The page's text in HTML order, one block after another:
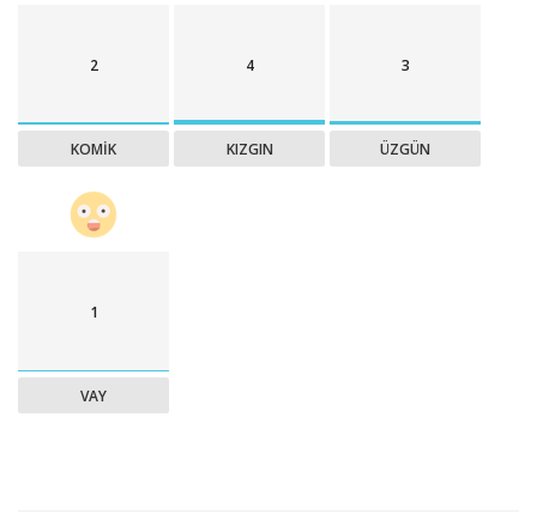
2
KOMIK
4
KIZGIN
3
ÜZGÜN
1
VAY